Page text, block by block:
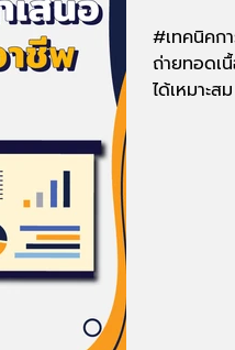
#เทคนิคก
ถ่ายทอดเ
ได้เหมาะ